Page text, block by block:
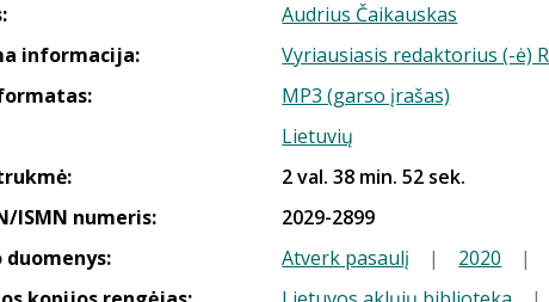
Audrius Čaikauskas
informacija:
Vyriausiasis redaktorius (-ė)
MP3 (garso įrašas)
Lietuvių
2 val. 38 min. 52 sek.
ISMN numeris:
2029-2899
Atverk pasaulį | 2020 |